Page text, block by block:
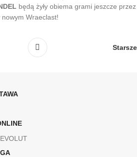
będą żyły obiema grami jeszcze przez
Wraeclast!
Starsze